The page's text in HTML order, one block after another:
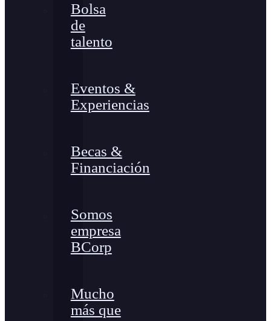
Bolsa
de
talento
Eventos &
Experiencias
Becas &
Financiación
Somos
empresa
BCorp
Mucho
más que